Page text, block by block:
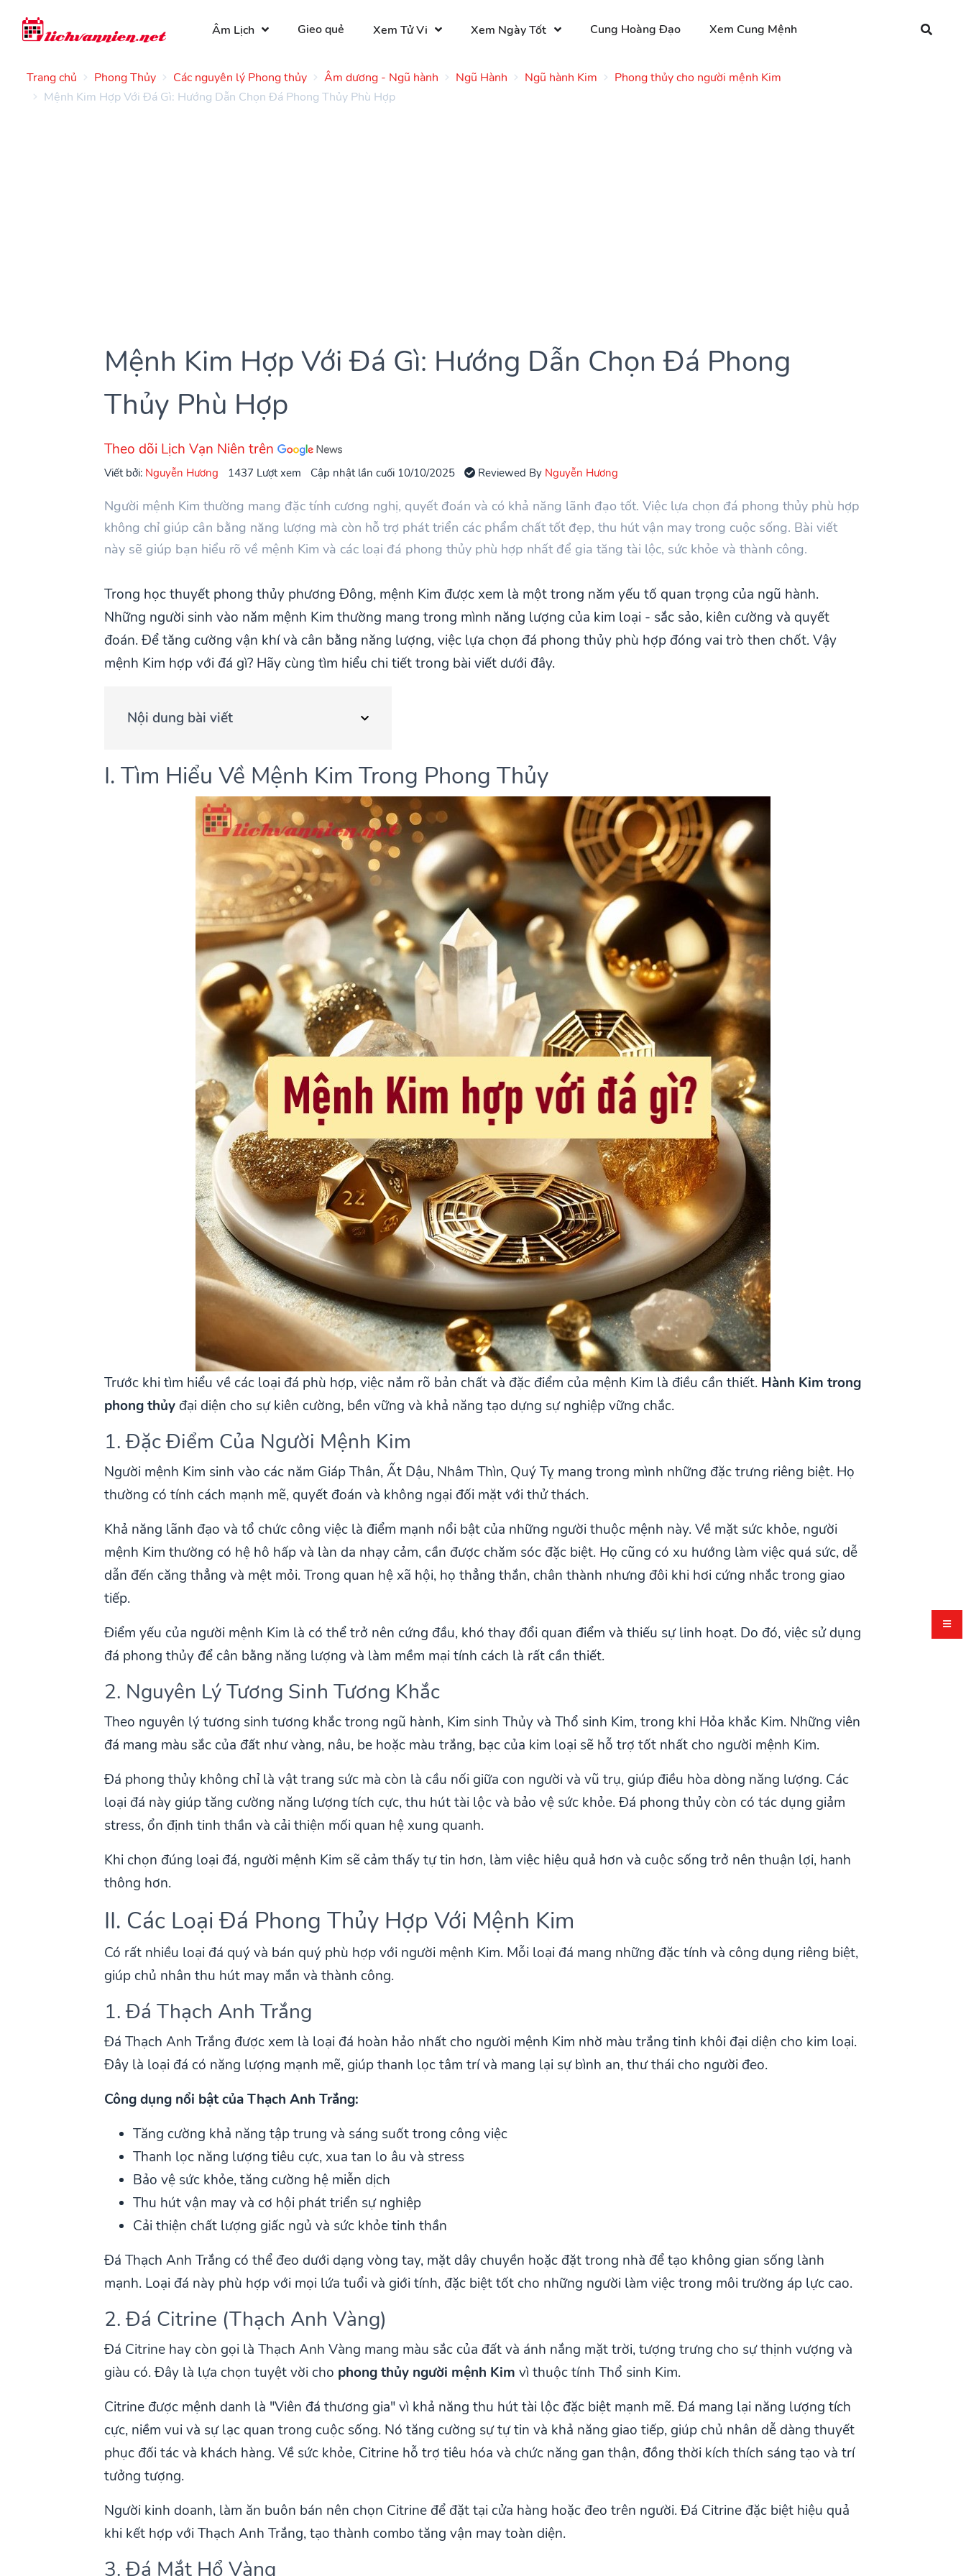
Âm Lịch Gieo quẻ Xem Tử Vi Xem Ngày Tốt Cung Hoàng Đạo Xem Cung Mệnh
Trang chủ Phong Thủy Các nguyên lý Phong thủy Âm dương - Ngũ hành Ngũ Hành Ngũ hành Kim
Phong thủy cho người mệnh Kim
Mệnh Kim Hợp Với Đá Gì: Hướng Dẫn Chọn Đá Phong Thủy Phù Hợp
Mệnh Kim Hợp Với Đá Gì: Hướng Dẫn Chọn Đá Phong
Thủy Phù Hợp
Theo dõi Lịch Vạn Niên trên
Viết bởi: Nguyễn Hương 1437 Lượt xem Cập nhật lần cuối 10/10/2025 Reviewed By Nguyễn Hương
Người mệnh Kim thường mang đặc tính cương nghị, quyết đoán và có khả năng lãnh đạo tốt. Việc lựa chọn đá phong thủy phù hợp
không chỉ giúp cân bằng năng lượng mà còn hỗ trợ phát triển các phẩm chất tốt đẹp, thu hút vận may trong cuộc sống. Bài viết
này sẽ giúp bạn hiểu rõ về mệnh Kim và các loại đá phong thủy phù hợp nhất để gia tăng tài lộc, sức khỏe và thành công.
Trong học thuyết phong thủy phương Đông, mệnh Kim được xem là một trong năm yếu tố quan trọng của ngũ hành.
Những người sinh vào năm mệnh Kim thường mang trong mình năng lượng của kim loại - sắc sảo, kiên cường và quyết
đoán. Để tăng cường vận khí và cân bằng năng lượng, việc lựa chọn đá phong thủy phù hợp đóng vai trò then chốt. Vậy
mệnh Kim hợp với đá gì? Hãy cùng tìm hiểu chi tiết trong bài viết dưới đây.
Nội dung bài viết
I. Tìm Hiểu Về Mệnh Kim Trong Phong Thủy
Trước khi tìm hiểu về các loại đá phù hợp, việc nắm rõ bản chất và đặc điểm của mệnh Kim là điều cần thiết. Hành Kim trong
phong thủy đại diện cho sự kiên cường, bền vững và khả năng tạo dựng sự nghiệp vững chắc.
1. Đặc Điểm Của Người Mệnh Kim
Người mệnh Kim sinh vào các năm Giáp Thân, Ất Dậu, Nhâm Thìn, Quý Tỵ mang trong mình những đặc trưng riêng biệt. Họ
thường có tính cách mạnh mẽ, quyết đoán và không ngại đối mặt với thử thách.
Khả năng lãnh đạo và tổ chức công việc là điểm mạnh nổi bật của những người thuộc mệnh này. Về mặt sức khỏe, người
mệnh Kim thường có hệ hô hấp và làn da nhạy cảm, cần được chăm sóc đặc biệt. Họ cũng có xu hướng làm việc quá sức, dễ
dẫn đến căng thẳng và mệt mỏi. Trong quan hệ xã hội, họ thẳng thắn, chân thành nhưng đôi khi hơi cứng nhắc trong giao
tiếp.
Điểm yếu của người mệnh Kim là có thể trở nên cứng đầu, khó thay đổi quan điểm và thiếu sự linh hoạt. Do đó, việc sử dụng
đá phong thủy để cân bằng năng lượng và làm mềm mại tính cách là rất cần thiết.
2. Nguyên Lý Tương Sinh Tương Khắc
Theo nguyên lý tương sinh tương khắc trong ngũ hành, Kim sinh Thủy và Thổ sinh Kim, trong khi Hỏa khắc Kim. Những viên
đá mang màu sắc của đất như vàng, nâu, be hoặc màu trắng, bạc của kim loại sẽ hỗ trợ tốt nhất cho người mệnh Kim.
Đá phong thủy không chỉ là vật trang sức mà còn là cầu nối giữa con người và vũ trụ, giúp điều hòa dòng năng lượng. Các
loại đá này giúp tăng cường năng lượng tích cực, thu hút tài lộc và bảo vệ sức khỏe. Đá phong thủy còn có tác dụng giảm
stress, ổn định tinh thần và cải thiện mối quan hệ xung quanh.
Khi chọn đúng loại đá, người mệnh Kim sẽ cảm thấy tự tin hơn, làm việc hiệu quả hơn và cuộc sống trở nên thuận lợi, hanh
thông hơn.
II. Các Loại Đá Phong Thủy Hợp Với Mệnh Kim
Có rất nhiều loại đá quý và bán quý phù hợp với người mệnh Kim. Mỗi loại đá mang những đặc tính và công dụng riêng biệt,
giúp chủ nhân thu hút may mắn và thành công.
1. Đá Thạch Anh Trắng
Đá Thạch Anh Trắng được xem là loại đá hoàn hảo nhất cho người mệnh Kim nhờ màu trắng tinh khôi đại diện cho kim loại.
Đây là loại đá có năng lượng mạnh mẽ, giúp thanh lọc tâm trí và mang lại sự bình an, thư thái cho người đeo.
Công dụng nổi bật của Thạch Anh Trắng:
Tăng cường khả năng tập trung và sáng suốt trong công việc
Thanh lọc năng lượng tiêu cực, xua tan lo âu và stress
Bảo vệ sức khỏe, tăng cường hệ miễn dịch
Thu hút vận may và cơ hội phát triển sự nghiệp
Cải thiện chất lượng giấc ngủ và sức khỏe tinh thần
Đá Thạch Anh Trắng có thể đeo dưới dạng vòng tay, mặt dây chuyền hoặc đặt trong nhà để tạo không gian sống lành
mạnh. Loại đá này phù hợp với mọi lứa tuổi và giới tính, đặc biệt tốt cho những người làm việc trong môi trường áp lực cao.
2. Đá Citrine (Thạch Anh Vàng)
Đá Citrine hay còn gọi là Thạch Anh Vàng mang màu sắc của đất và ánh nắng mặt trời, tượng trưng cho sự thịnh vượng và
giàu có. Đây là lựa chọn tuyệt vời cho phong thủy người mệnh Kim vì thuộc tính Thổ sinh Kim.
Citrine được mệnh danh là "Viên đá thương gia" vì khả năng thu hút tài lộc đặc biệt mạnh mẽ. Đá mang lại năng lượng tích
cực, niềm vui và sự lạc quan trong cuộc sống. Nó tăng cường sự tự tin và khả năng giao tiếp, giúp chủ nhân dễ dàng thuyết
phục đối tác và khách hàng. Về sức khỏe, Citrine hỗ trợ tiêu hóa và chức năng gan thận, đồng thời kích thích sáng tạo và trí
tưởng tượng.
Người kinh doanh, làm ăn buôn bán nên chọn Citrine để đặt tại cửa hàng hoặc đeo trên người. Đá Citrine đặc biệt hiệu quả
khi kết hợp với Thạch Anh Trắng, tạo thành combo tăng vận may toàn diện.
3. Đá Mắt Hổ Vàng